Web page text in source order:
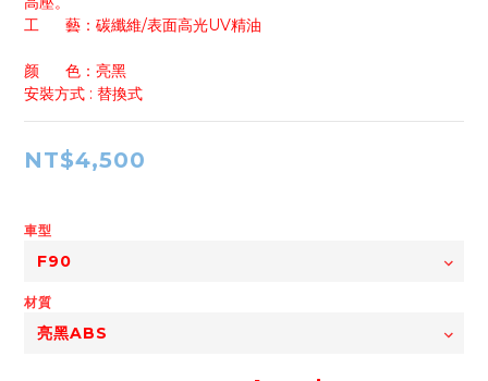
工      藝：碳纖維/表面高光UV精油
颜      色：亮黑
安裝方式 : 替換式
NT$4,500
車型
材質